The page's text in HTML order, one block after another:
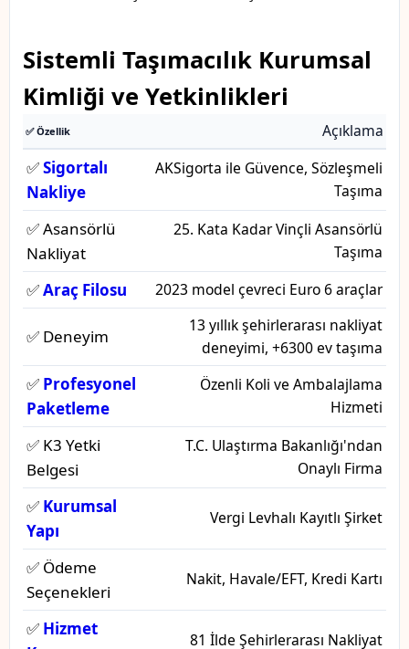
Sistemli Taşımacılık Kurumsal
Kimliği ve Yetkinlikleri
✅ Özellik Açıklama
✅Sigortalı
Nakliye
AKSigorta ile Güvence, Sözleşmeli
Taşıma
✅ Asansörlü
Nakliyat
25. Kata Kadar Vinçli Asansörlü
Taşıma
✅Araç Filosu 2023 model çevreci Euro 6 araçlar
✅ Deneyim
13 yıllık şehirlerarası nakliyat
deneyimi, +6300 ev taşıma
✅ Profesyonel
Paketleme
Özenli Koli ve Ambalajlama
Hizmeti
✅ K3 Yetki
Belgesi
T.C. Ulaştırma Bakanlığı'ndan
Onaylı Firma
✅ Kurumsal
Yapı
Vergi Levhalı Kayıtlı Şirket
✅ Ödeme
Seçenekleri
Nakit, Havale/EFT, Kredi Kartı
✅ Hizmet
81 İlde Şehirlerarası Nakliyat